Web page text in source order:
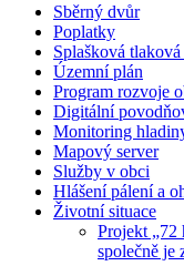
Sběrný dvůr
Poplatky
Splašková
Územní plán
Program rozvoje
Digitální
Monitoring
Mapový server
Služby v obci
Hlášení pálení a
Životní situace
Projekt „72
společně je